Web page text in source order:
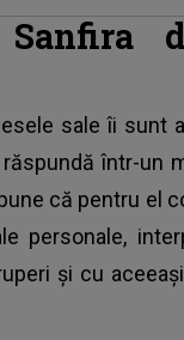
sale îi sunt
într-un
că pentru el
personale,
și cu